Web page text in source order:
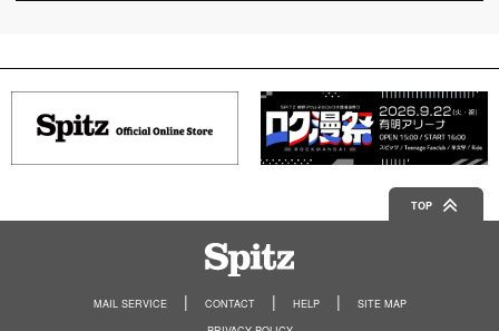
TOP
MAIL SERVICE CONTACT HELP
SITE MAP